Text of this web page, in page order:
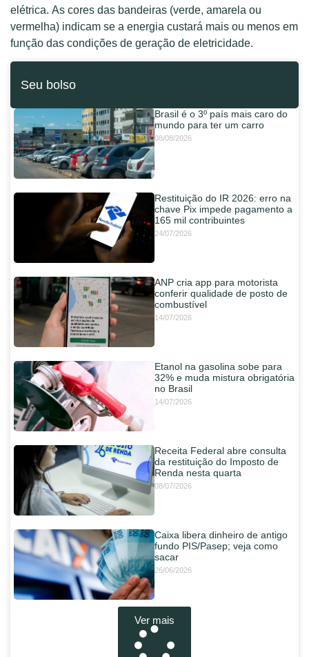
elétrica. As cores das bandeiras (verde, amarela ou
vermelha) indicam se a energia custará mais ou menos em
função das condições de geração de eletricidade.
Seu bolso
Brasil é o 3º país mais caro do
mundo para ter um carro
08/08/2026
Restituição do IR 2026: erro na
chave Pix impede pagamento a
165 mil contribuintes
24/07/2026
ANP cria app para motorista
conferir qualidade de posto de
combustível
14/07/2026
Etanol na gasolina sobe para
32% e muda mistura obrigatória
no Brasil
14/07/2026
Receita Federal abre consulta
da restituição do Imposto de
Renda nesta quarta
08/07/2026
Caixa libera dinheiro de antigo
fundo PIS/Pasep; veja como
sacar
26/06/2026
Ver mais